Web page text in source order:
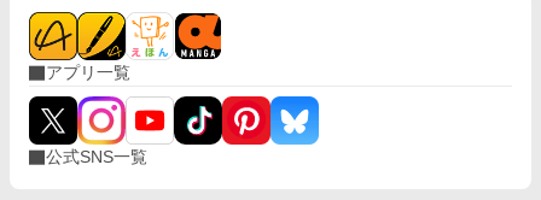
式の誓いの瞬間へと戻される。 番から逃れようと、スノーは何
度も死を選ぶが――。
アプリ一覧
公式SNS一覧